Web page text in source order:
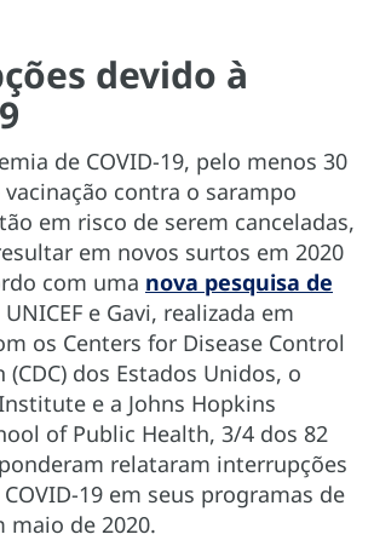
devido à
de COVID-19, pelo menos 30
contra o sarampo
em risco de serem canceladas,
em novos surtos em 2020
com uma nova pesquisa de
UNICEF e Gavi, realizada em
os Centers for Disease Control
dos Estados Unidos, o
e a Johns Hopkins
of Public Health, 3/4 dos 82
relataram interrupções
19 em seus programas de
maio de 2020.